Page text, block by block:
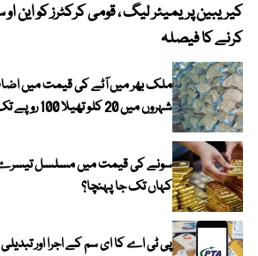
کرنے کا فیصلہ
ملک بھر میں آٹے کی قیمت میں
شہروں میں 20 کلو تھیلا 100 روپے تک مہنگا
سونے کی قیمت میں مسلسل تیسرے
کہاں تک جا پہنچا؟
پی ٹی اے کا ای سم کے اجرا اور